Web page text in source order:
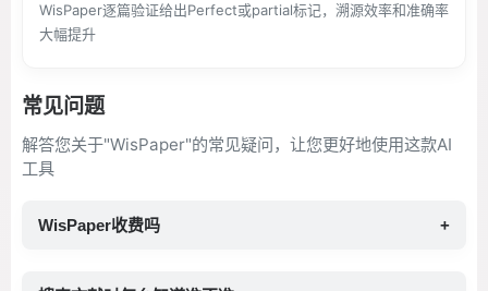
WisPaper逐篇验证给出Perfect或partial标记，溯源效率和准确率
大幅提升
常见问题
解答您关于"WisPaper"的常见疑问，让您更好地使用这款AI
工具
WisPaper收费吗 +